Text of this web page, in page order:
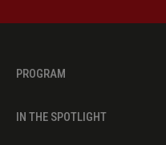
PROGRAM
IN THE SPOTLIGHT